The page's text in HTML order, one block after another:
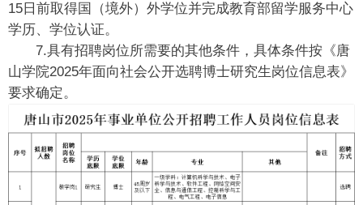
15日前取得国（境外）外学位并完成教育部留学服务中心
学历、学位认证。
7.具有招聘岗位所需要的其他条件，具体条件按《唐
山学院2025年面向社会公开选聘博士研究生岗位信息表》
要求确定。